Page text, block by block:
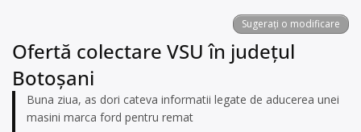
Sugerați o modificare
Ofertă colectare VSU în județul
Botoșani
Buna ziua, as dori cateva informatii legate de aducerea unei
masini marca ford pentru remat